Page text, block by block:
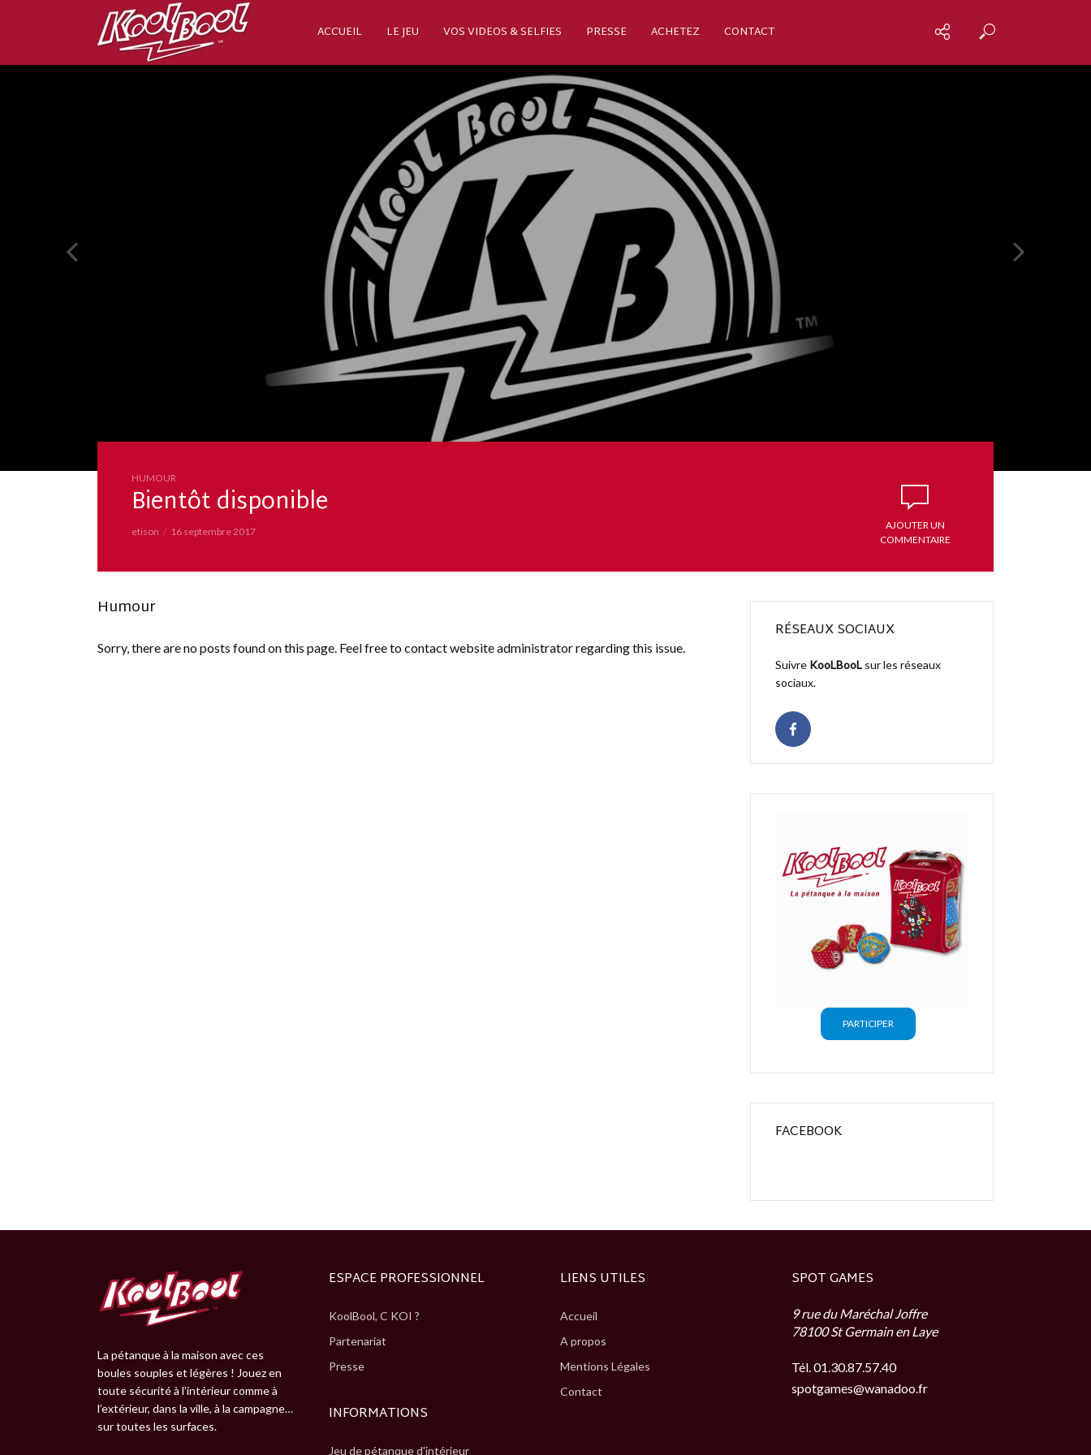
ACCUEIL LE JEU VOS VIDEOS & SELFIES PRESSE ACHETEZ CONTACT
HUMOUR
Bientôt disponible
etison 16 septembre 2017
AJOUTER UN
COMMENTAIRE
HUMOUR
Même les dieux ont les boules !
Mister Kool 30 juin 2017
AJOUTER UN
COMMENTAIRE
Humour
Sorry, there are no posts found on this page. Feel free to contact website administrator regarding this issue.
RÉSEAUX SOCIAUX
Suivre KooLBooL sur les réseaux
sociaux.
PARTICIPER
FACEBOOK
La pétanque à la maison avec ces
boules souples et légères ! Jouez en
toute sécurité à l’intérieur comme à
l’extérieur, dans la ville, à la campagne…
sur toutes les surfaces.
ESPACE PROFESSIONNEL
KoolBool, C KOI ?
Partenariat
Presse
INFORMATIONS
Jeu de pétanque d'intérieur
LIENS UTILES
Accueil
A propos
Mentions Légales
Contact
SPOT GAMES
9 rue du Maréchal Joffre
78100 St Germain en Laye
Tél. 01.30.87.57.40
spotgames@wanadoo.fr